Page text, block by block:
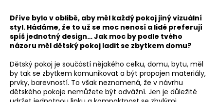
Dříve bylo v oblibě, aby měl každý pokoj jiný vizuální
styl. Hádáme, že to už se moc nenosí a lidé preferují
spíš jednotný design… Jak moc by podle tvého
názoru měl dětský pokoj ladit se zbytkem domu?
Dětský pokoj je součástí nějakého celku, domu, bytu, měl
by tak se zbytkem komunikovat a být propojen materiály,
prvky, barevností. To však neznamená, že v návrhu
dětského pokoje nemůžete být odvážní. Jen je důležité